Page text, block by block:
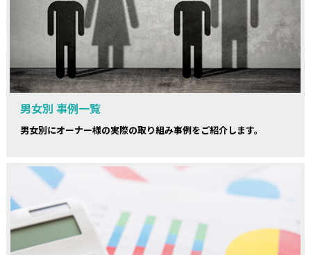
男女別 事例一覧
男女別にオーナー様の実際の取り組み事例をご紹介します。